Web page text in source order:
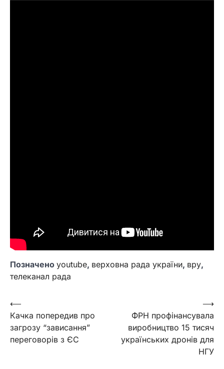
Позначено youtube, верховна рада україни, вру,
телеканал рада
Навігація
записів
⟵
Качка попередив про
загрозу “зависання”
переговорів з ЄС
ФРН профінансувала
виробництво 15 тисяч
українських дронів для
НГУ
⟶